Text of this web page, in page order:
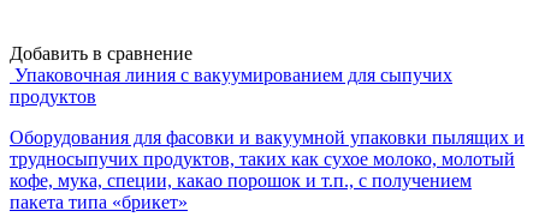
Добавить в сравнение
Упаковочная линия с вакуумированием для сыпучих
продуктов
Оборудования для фасовки и вакуумной упаковки пылящих и
трудносыпучих продуктов, таких как сухое молоко, молотый
кофе, мука, специи, какао порошок и т.п., с получением
пакета типа «брикет»